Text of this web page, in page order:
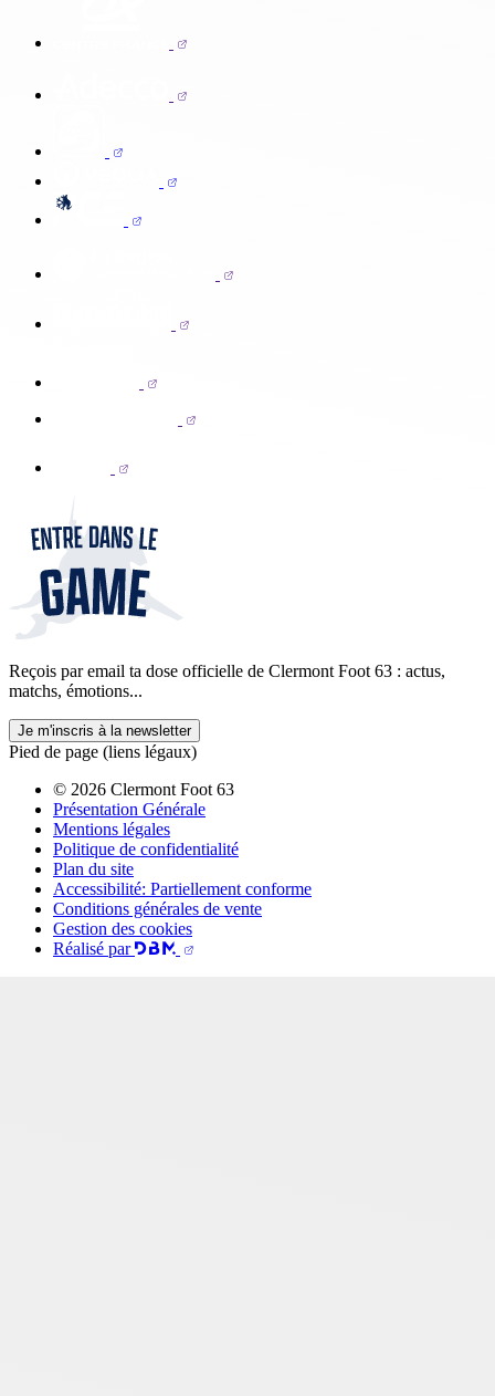
Reçois par email ta dose officielle de Clermont Foot 63 : actus,
matchs, émotions...
Je m'inscris à la newsletter
Pied de page (liens légaux)
© 2026 Clermont Foot 63
Présentation Générale
Mentions légales
Politique de confidentialité
Plan du site
Accessibilité: Partiellement conforme
Conditions générales de vente
Gestion des cookies
Réalisé par